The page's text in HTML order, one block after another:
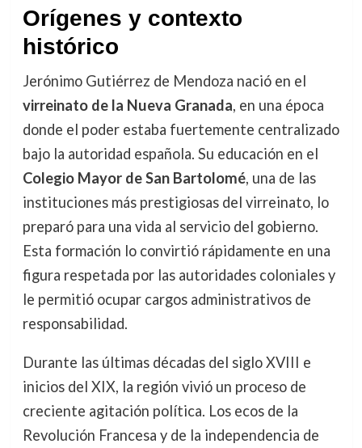
Orígenes y contexto
histórico
Jerónimo Gutiérrez de Mendoza nació en el
virreinato de la Nueva Granada, en una época
donde el poder estaba fuertemente centralizado
bajo la autoridad española. Su educación en el
Colegio Mayor de San Bartolomé, una de las
instituciones más prestigiosas del virreinato, lo
preparó para una vida al servicio del gobierno.
Esta formación lo convirtió rápidamente en una
figura respetada por las autoridades coloniales y
le permitió ocupar cargos administrativos de
responsabilidad.
Durante las últimas décadas del siglo XVIII e
inicios del XIX, la región vivió un proceso de
creciente agitación política. Los ecos de la
Revolución Francesa y de la independencia de